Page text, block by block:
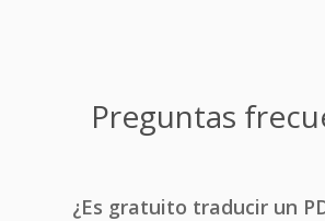
Preguntas
¿Es gratuito traducir un